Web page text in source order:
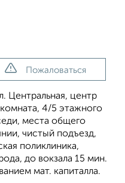
Пожаловаться
Центральная, центр
комната, 4/5 этажного
места общего
чистый подъезд,
поликлиника,
до вокзала 15 мин.
мат. капиталла.